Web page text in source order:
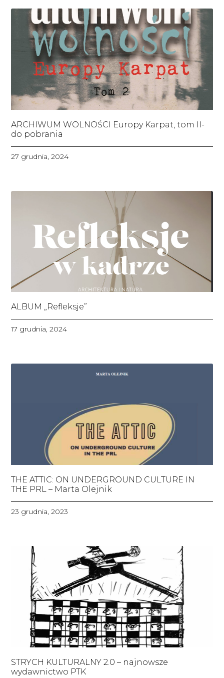
ARCHIWUM WOLNOŚCI Europy Karpat, tom II-
do pobrania
27 grudnia, 2024
ALBUM „Refleksje”
17 grudnia, 2024
THE ATTIC: ON UNDERGROUND CULTURE IN
THE PRL – Marta Olejnik
23 grudnia, 2023
STRYCH KULTURALNY 2.0 – najnowsze
wydawnictwo PTK